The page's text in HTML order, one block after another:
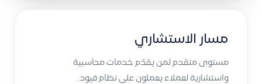
مسار الاستشاري
مستوى متقدم لمن يقدّم خدمات محاسبية
واستشارية لعملاء يعملون على نظام قيود.